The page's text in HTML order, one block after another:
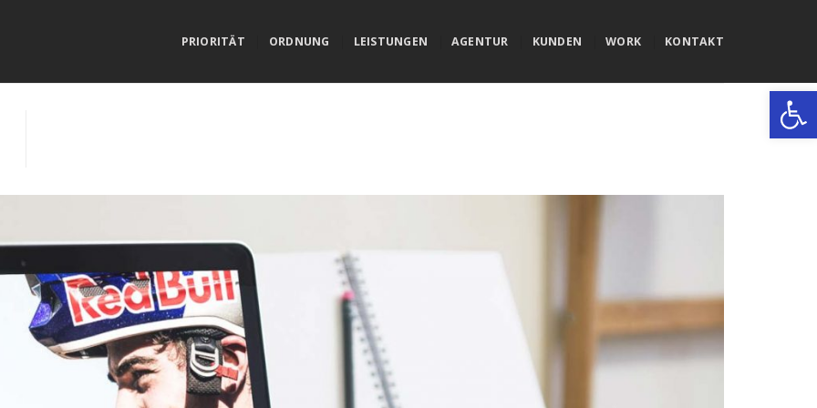
PRIORITÄT ORDNUNG LEISTUNGEN AGENTUR KUNDEN WORK KONTAKT